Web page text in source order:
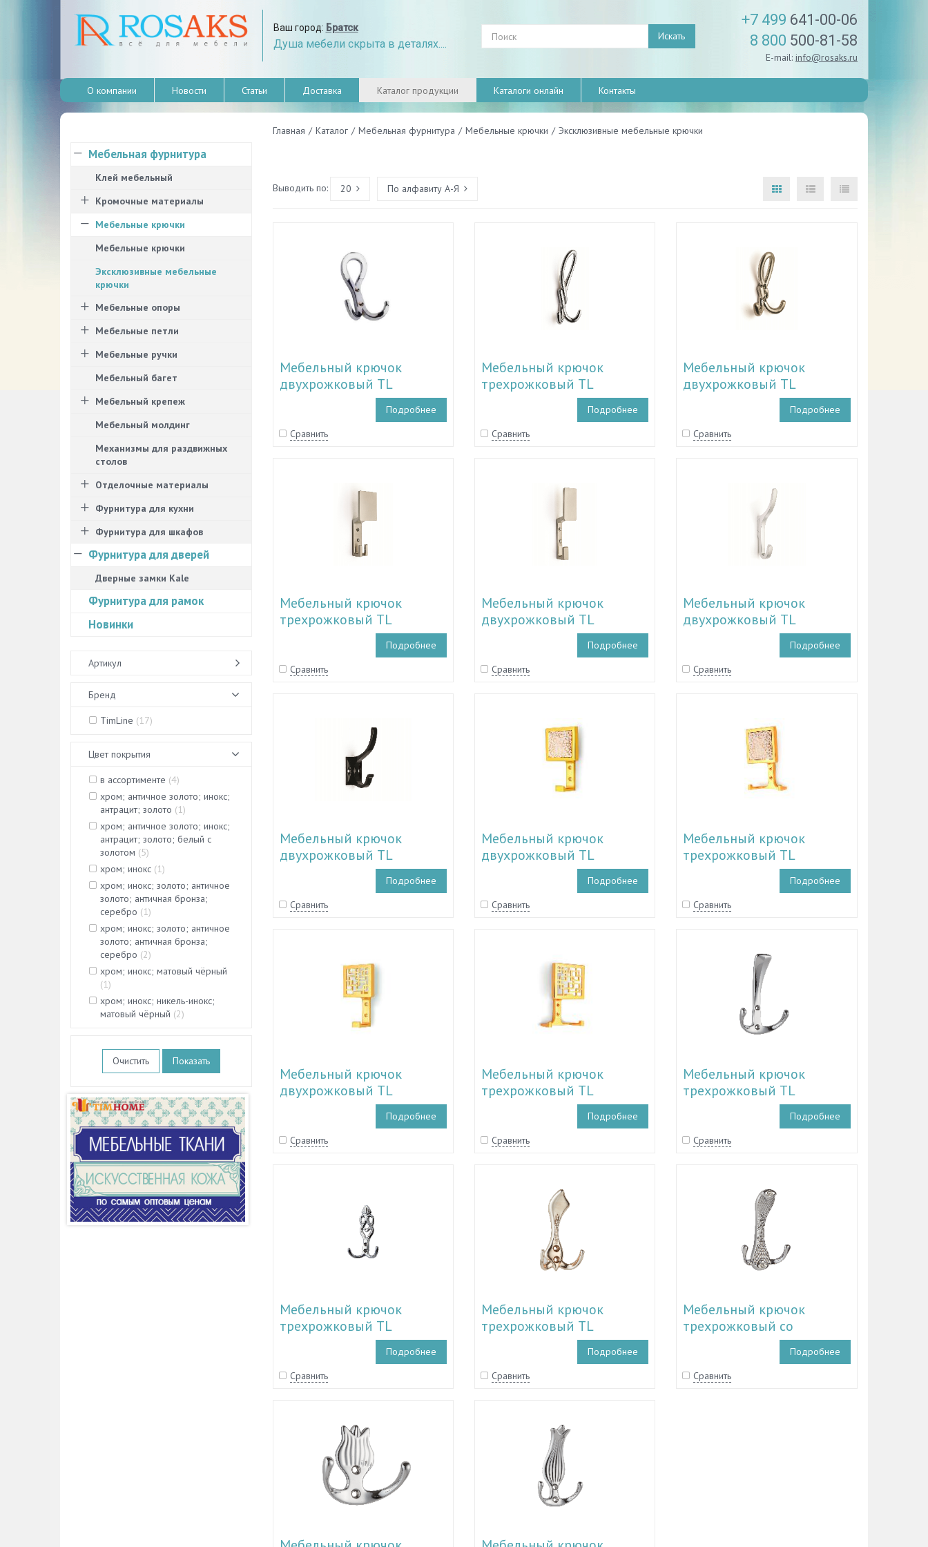
Ваш город: Братск
Душа мебели скрыта в деталях....
Искать
+7 499 641-00-06
8 800 500-81-58
E-mail: info@rosaks.ru
О компании Новости Статьи Доставка Каталог продукции Каталоги онлайн Контакты
Главная / Каталог / Мебельная фурнитура / Мебельные крючки / Эксклюзивные мебельные крючки
Выводить по: 20 По алфавиту А-Я
Мебельный крючок
двухрожковый TL
11.30023 - TL 11.30027, TL
Подробнее
Сравнить
Мебельный крючок
трехрожковый TL
11.30018 - TL 11.30022, TL
Подробнее
Сравнить
Мебельный крючок
двухрожковый TL
11.30013 - TL 11.30017, TL
Подробнее
Сравнить
Мебельный крючок
трехрожковый TL
11.30011 - TL 11.30012
Подробнее
Сравнить
Мебельный крючок
двухрожковый TL
11.30007 - TL 11.30010
Подробнее
Сравнить
Мебельный крючок
двухрожковый TL
11.30003 - TL 11.30006
Подробнее
Сравнить
Мебельный крючок
двухрожковый TL
11.30000 - TL 11.30002
Подробнее
Сравнить
Мебельный крючок
двухрожковый TL
17.30177 - TL 17.30179, TL
17.30190 - TL 17.30193
Подробнее
Сравнить
Мебельный крючок
трехрожковый TL
17.30174 - TL 17.30176, TL
17.30187 - TL 17.30189
Подробнее
Сравнить
Мебельный крючок
двухрожковый TL
17.30171 - TL 17.30173, TL
17.30183 - TL 17.30186
Подробнее
Сравнить
Мебельный крючок
трехрожковый TL
17.30168 - TL 17.30170, TL
17.30180 - TL 17.30182
Подробнее
Сравнить
Мебельный крючок
трехрожковый TL
19.10147 - TL 19.10151
Подробнее
Сравнить
Мебельный крючок
трехрожковый TL
19.10141 - TL 19.10146
Подробнее
Сравнить
Мебельный крючок
трехрожковый TL
19.10135 - TL 19.10140
Подробнее
Сравнить
Мебельный крючок
трехрожковый со
стразами TL 19.10129 - TL
Подробнее
Сравнить
Мебельная фурнитура
Клей мебельный
Кромочные материалы
Мебельные крючки
Мебельные крючки
Эксклюзивные мебельные
крючки
Мебельные опоры
Мебельные петли
Мебельные ручки
Мебельный багет
Мебельный крепеж
Мебельный молдинг
Механизмы для раздвижных
столов
Отделочные материалы
Фурнитура для кухни
Фурнитура для шкафов
Фурнитура для дверей
Дверные замки Kale
Фурнитура для рамок
Новинки
Артикул
Бренд
TimLine (17)
Цвет покрытия
в ассортименте (4)
хром; античное золото; инокс;
антрацит; золото (1)
хром; античное золото; инокс;
антрацит; золото; белый с
золотом (5)
хром; инокс (1)
хром; инокс; золото; античное
золото; античная бронза;
серебро (1)
хром; инокс; золото; античное
золото; античная бронза;
серебро (2)
хром; инокс; матовый чёрный
(1)
хром; инокс; никель-инокс;
матовый чёрный (2)
Очистить